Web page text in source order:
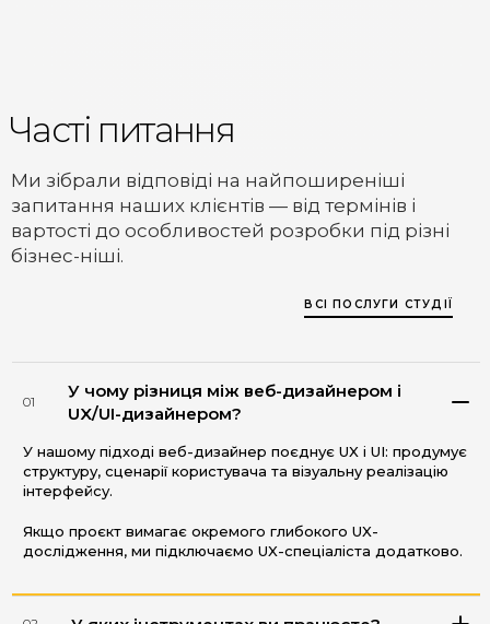
Часті питання
Ми зібрали відповіді на найпоширеніші
запитання наших клієнтів — від термінів і
вартості до особливостей розробки під різні
бізнес-ніші.
ВСІ ПОСЛУГИ СТУДІЇ
01
У чому різниця між веб-дизайнером і
UX/UI-дизайнером?
У нашому підході веб-дизайнер поєднує UX і UI: продумує
структуру, сценарії користувача та візуальну реалізацію
інтерфейсу.
Якщо проєкт вимагає окремого глибокого UX-
дослідження, ми підключаємо UX-спеціаліста додатково.